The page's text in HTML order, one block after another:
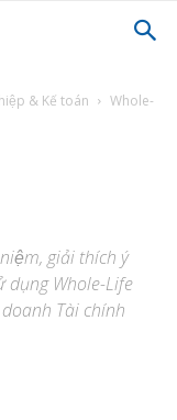
& Kế toán
Whole-
giải thích ý
dụng Whole-Life
Tài chính